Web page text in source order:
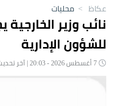
عكاظ > محليات
نائب وزير
للشؤون الإدارية